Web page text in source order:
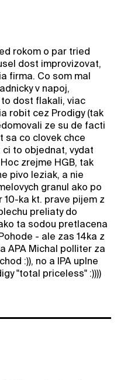
rokom o par tried
dost improvizovat,
firma. Co som mal
v napoj,
to dost flakali, viac
robit cez Prodigy (tak
ze su de facti
sa co clovek chce
to objednat, vydat
zrejme HGB, tak
pivo leziak, a nie
granul ako po
10-ka kt. prave pijem z
preliaty do
ta sodou pretlacena
- ale zas 14ka z
APA Michal polliter za
:)), no a IPA uplne
"total priceless" :))))